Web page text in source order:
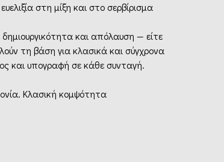
στη μίξη και στο σερβίρισμα
και απόλαυση — είτε
τη βάση για κλασικά και σύγχρονα
και υπογραφή σε κάθε συνταγή.
Κλασική κομψότητα